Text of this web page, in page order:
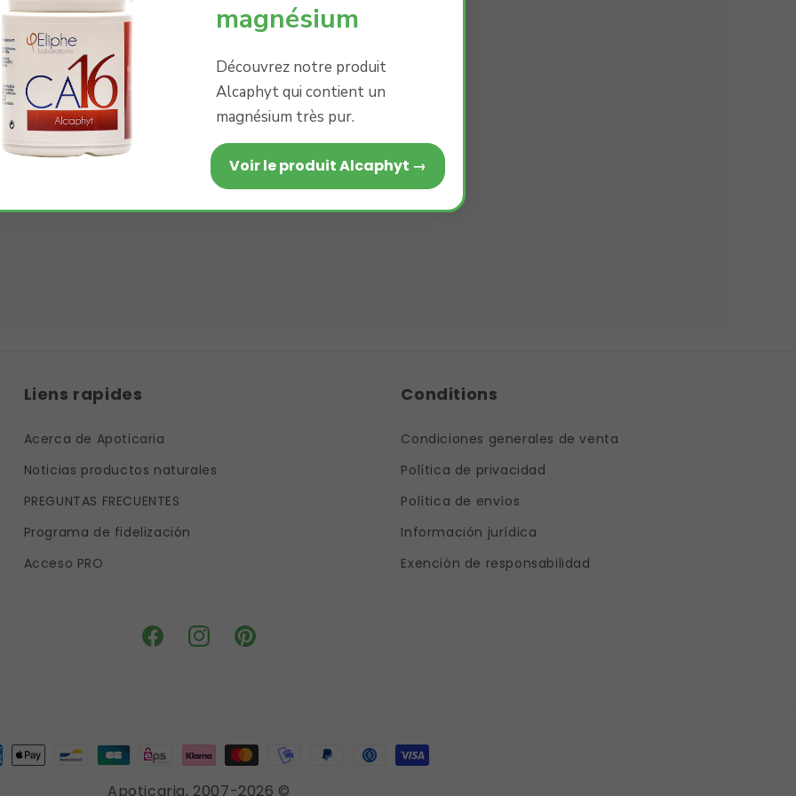
Liens rapides
Acerca de Apoticaria
Noticias productos naturales
PREGUNTAS FRECUENTES
Programa de fidelización
Acceso PRO
Conditions
Condiciones generales de venta
Política de privacidad
Política de envíos
Información jurídica
Exención de responsabilidad
FacebookInstagramPinterest
Apoticaria, 2007-2026 ©
magnésium
Découvrez notre produit
Alcaphyt qui contient un
magnésium très pur.
Voir le produit Alcaphyt →